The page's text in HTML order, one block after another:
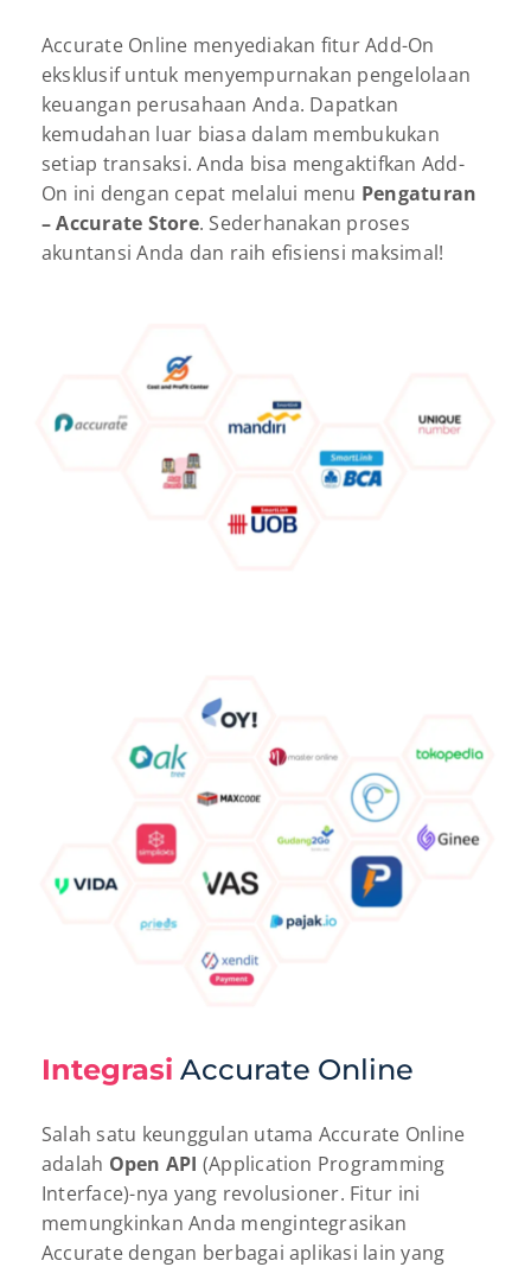
Accurate Online menyediakan fitur Add-On
eksklusif untuk menyempurnakan pengelolaan
keuangan perusahaan Anda. Dapatkan
kemudahan luar biasa dalam membukukan
setiap transaksi. Anda bisa mengaktifkan Add-
On ini dengan cepat melalui menu Pengaturan
– Accurate Store. Sederhanakan proses
akuntansi Anda dan raih efisiensi maksimal!
Integrasi Accurate Online
Salah satu keunggulan utama Accurate Online
adalah Open API (Application Programming
Interface)-nya yang revolusioner. Fitur ini
memungkinkan Anda mengintegrasikan
Accurate dengan berbagai aplikasi lain yang